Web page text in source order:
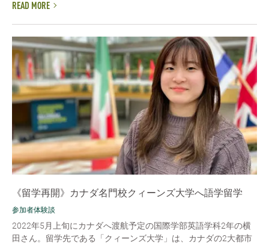
READ MORE
《留学再開》カナダ名門校クィーンズ大学へ語学留学
参加者体験談
2022年5月上旬にカナダへ渡航予定の国際学部英語学科2年の横
田さん。留学先である「クィーンズ大学」は、カナダの2大都市